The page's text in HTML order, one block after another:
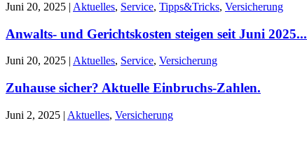
Juni 20, 2025 | Aktuelles, Service, Tipps&Tricks, Versicherung
Anwalts- und Gerichtskosten steigen seit Juni 2025...
Juni 20, 2025 Aktuelles, Service, Versicherung
Zuhause sicher? Aktuelle Einbruchs-Zahlen.
Juni 2, 2025 | Aktuelles, Versicherung